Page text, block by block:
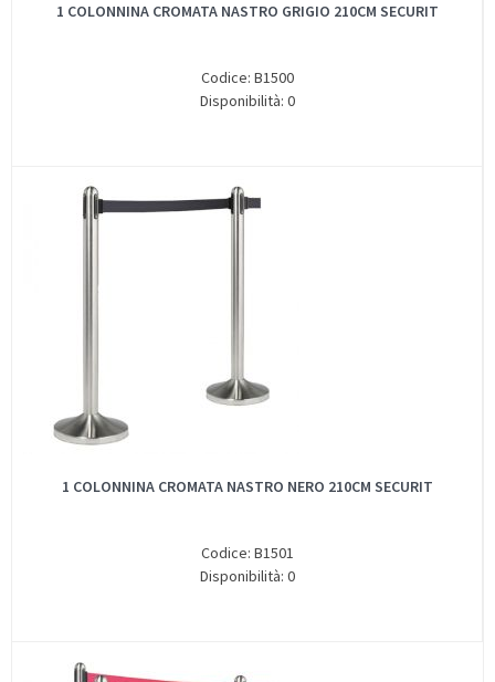
1 COLONNINA CROMATA NASTRO GRIGIO 210CM SECURIT
Codice: B1500
Disponibilità: 0
1 COLONNINA CROMATA NASTRO NERO 210CM SECURIT
Codice: B1501
Disponibilità: 0